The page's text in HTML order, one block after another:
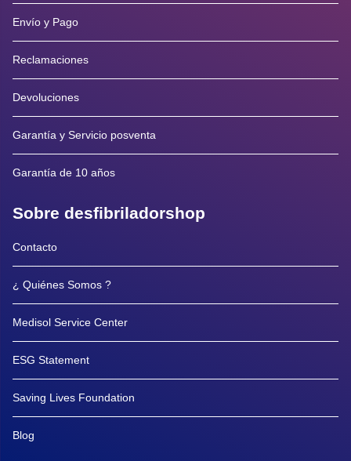
Envío y Pago
Reclamaciones
Devoluciones
Garantía y Servicio posventa
Garantía de 10 años
Sobre desfibriladorshop
Contacto
¿ Quiénes Somos ?
Medisol Service Center
ESG Statement
Saving Lives Foundation
Blog